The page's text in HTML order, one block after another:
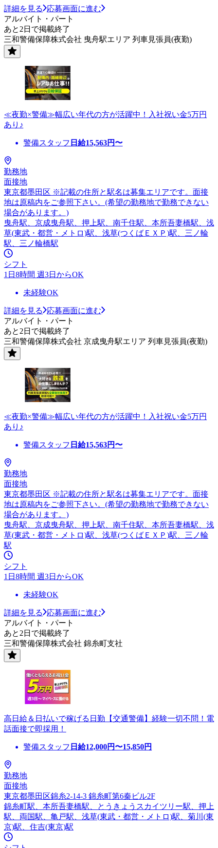
詳細を見る
応募画面に進む
アルバイト・パート
あと2日で掲載終了
三和警備保障株式会社 曳舟駅エリア 列車見張員(夜勤)
≪夜勤×警備≫幅広い年代の方が活躍中！入社祝い金5万円
あり♪
警備スタッフ 日給15,563円〜
勤務地
面接地
東京都墨田区 ※記載の住所と駅名は募集エリアです。面接
地は原稿内をご参照下さい。(希望の勤務地で勤務できない
場合があります。)
曳舟駅、京成曳舟駅、押上駅、南千住駅、本所吾妻橋駅、浅
草(東武・都営・メトロ)駅、浅草(つくばＥＸＰ)駅、三ノ輪
駅、三ノ輪橋駅
シフト
1日8時間 週3日からOK
未経験OK
詳細を見る
応募画面に進む
アルバイト・パート
あと2日で掲載終了
三和警備保障株式会社 京成曳舟駅エリア 列車見張員(夜勤)
≪夜勤×警備≫幅広い年代の方が活躍中！入社祝い金5万円
あり♪
警備スタッフ 日給15,563円〜
勤務地
面接地
東京都墨田区 ※記載の住所と駅名は募集エリアです。面接
地は原稿内をご参照下さい。(希望の勤務地で勤務できない
場合があります。)
曳舟駅、京成曳舟駅、押上駅、南千住駅、本所吾妻橋駅、浅
草(東武・都営・メトロ)駅、浅草(つくばＥＸＰ)駅、三ノ輪
駅
シフト
1日8時間 週3日からOK
未経験OK
詳細を見る
応募画面に進む
アルバイト・パート
あと2日で掲載終了
三和警備保障株式会社 錦糸町支社
高日給＆日払いで稼げる日勤【交通警備】経験一切不問！電
話面接で即採用！
警備スタッフ 日給12,000円〜15,850円
勤務地
面接地
東京都墨田区錦糸2-14-3 錦糸町第6秦ビル2F
錦糸町駅、本所吾妻橋駅、とうきょうスカイツリー駅、押上
駅、両国駅、亀戸駅、浅草(東武・都営・メトロ)駅、菊川(東
京)駅、住吉(東京)駅